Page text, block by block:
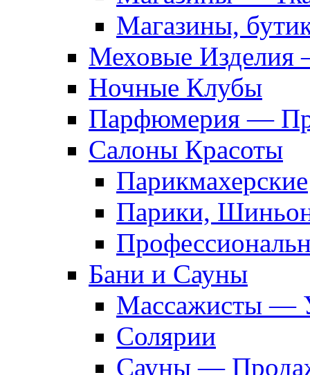
Магазины,
Меховые Изделия
Ночные Клубы
Парфюмерия —
Салоны Красоты
Парикмахерские
Парики,
Бани и Сауны
Массажисты —
Солярии
Сауны —